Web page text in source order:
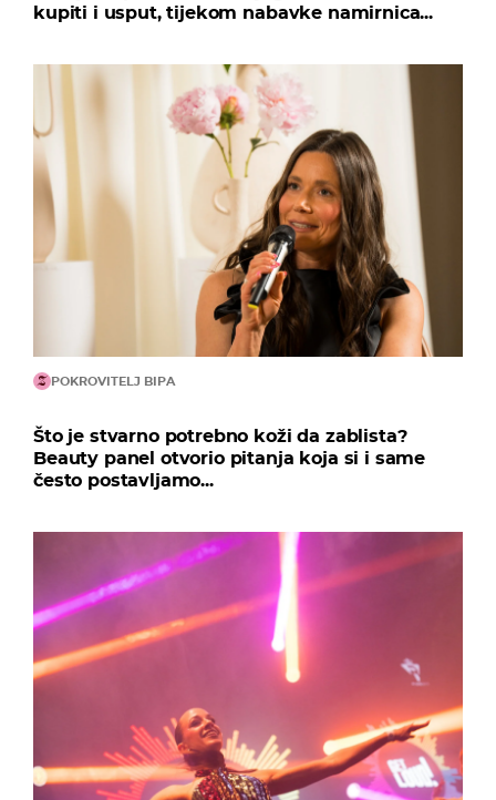
kupiti i usput, tijekom nabavke namirnica...
POKROVITELJ BIPA
Što je stvarno potrebno koži da zablista?
Beauty panel otvorio pitanja koja si i same
često postavljamo...